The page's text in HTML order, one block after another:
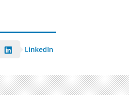
LinkedIn